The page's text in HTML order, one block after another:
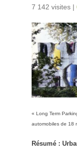
7 142 visites |
« Long Term
automobiles de 18
Résumé :